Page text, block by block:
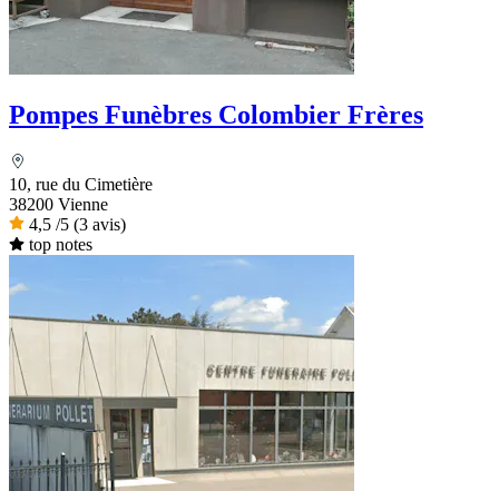
Pompes Funèbres Colombier Frères
10, rue du Cimetière
38200 Vienne
4,5 /5 (3 avis)
top notes